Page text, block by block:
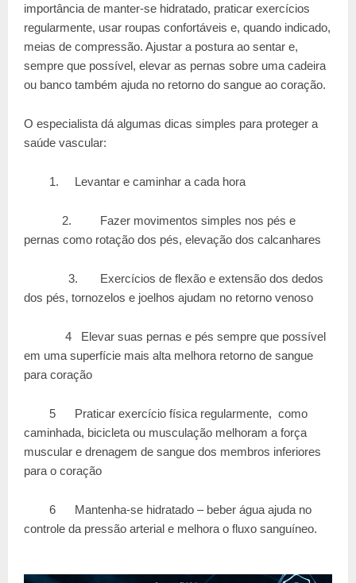
importância de manter-se hidratado, praticar exercícios
regularmente, usar roupas confortáveis e, quando indicado,
meias de compressão. Ajustar a postura ao sentar e,
sempre que possível, elevar as pernas sobre uma cadeira
ou banco também ajuda no retorno do sangue ao coração.
O especialista dá algumas dicas simples para proteger a
saúde vascular:
1. Levantar e caminhar a cada hora
2. Fazer movimentos simples nos pés e
pernas como rotação dos pés, elevação dos calcanhares
3. Exercícios de flexão e extensão dos dedos
dos pés, tornozelos e joelhos ajudam no retorno venoso
4 Elevar suas pernas e pés sempre que possível
em uma superfície mais alta melhora retorno de sangue
para coração
5
Praticar exercício física regularmente, como
caminhada, bicicleta ou musculação melhoram a força
muscular e drenagem de sangue dos membros inferiores
para o coração
6
Mantenha-se hidratado – beber água ajuda no
controle da pressão arterial e melhora o fluxo sanguíneo.